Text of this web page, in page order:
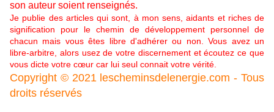
son auteur soient renseignés.
Je publie des articles qui sont, à mon sens, aidants et riches de
signification pour le chemin de développement personnel de
chacun mais vous êtes libre d'adhérer ou non. Vous avez un
libre-arbitre, alors usez de votre discernement et écoutez ce que
vous dicte votre cœur car lui seul connait votre vérité.
Copyright © 2021 lescheminsdelenergie.com - Tous
droits réservés